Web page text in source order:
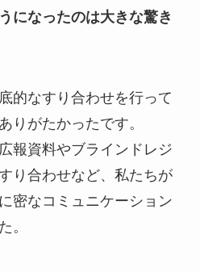
になったのは大きな驚き
的なすり合わせを行って
りがたかったです。
報資料やブラインドレジ
り合わせなど、私たちが
密なコミュニケーション
。